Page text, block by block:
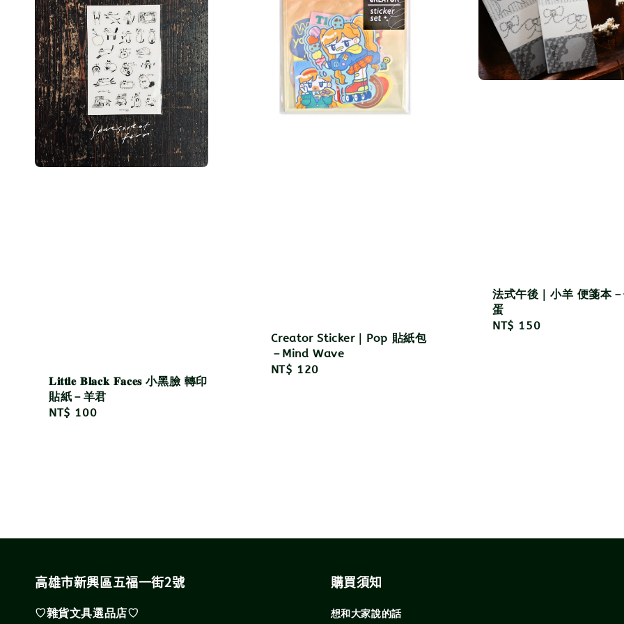
𝐋𝐢𝐭𝐭𝐥𝐞 𝐁𝐥𝐚𝐜𝐤 𝐅𝐚𝐜𝐞𝐬 小黑臉 轉印
貼紙－羊君
Regular
NT$ 100
Creator Sticker｜Pop 貼紙包
－Mind Wave
Regular
NT$ 120
法式午後｜小羊 便箋本
蛋
Regular
NT$ 150
高雄市新興區五福一街2號
♡雜貨文具選品店♡
購買須知
想和大家說的話